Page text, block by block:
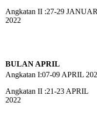
Angkatan II :27-29
2022
BULAN APRIL
Angkatan I:07-09 APRIL
Angkatan II :21-23 APRIL
2022